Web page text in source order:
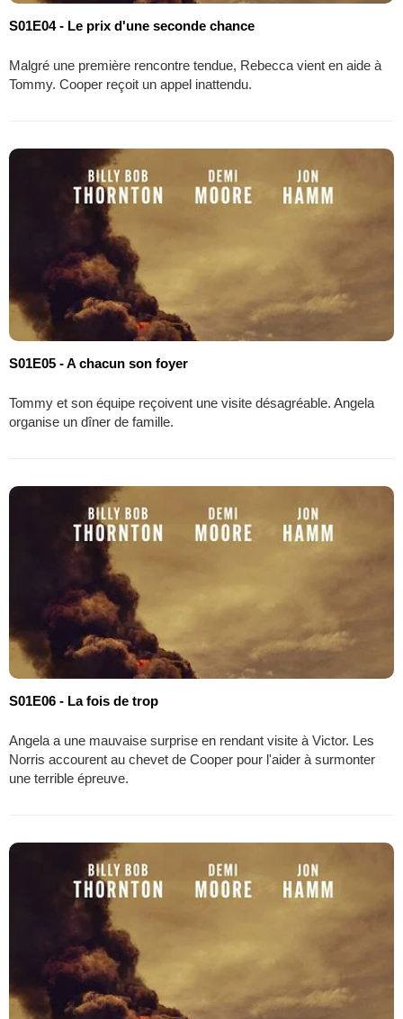
S01E04 - Le prix d'une seconde chance
Malgré une première rencontre tendue, Rebecca vient en aide à
Tommy. Cooper reçoit un appel inattendu.
S01E05 - A chacun son foyer
Tommy et son équipe reçoivent une visite désagréable. Angela
organise un dîner de famille.
S01E06 - La fois de trop
Angela a une mauvaise surprise en rendant visite à Victor. Les
Norris accourent au chevet de Cooper pour l'aider à surmonter
une terrible épreuve.